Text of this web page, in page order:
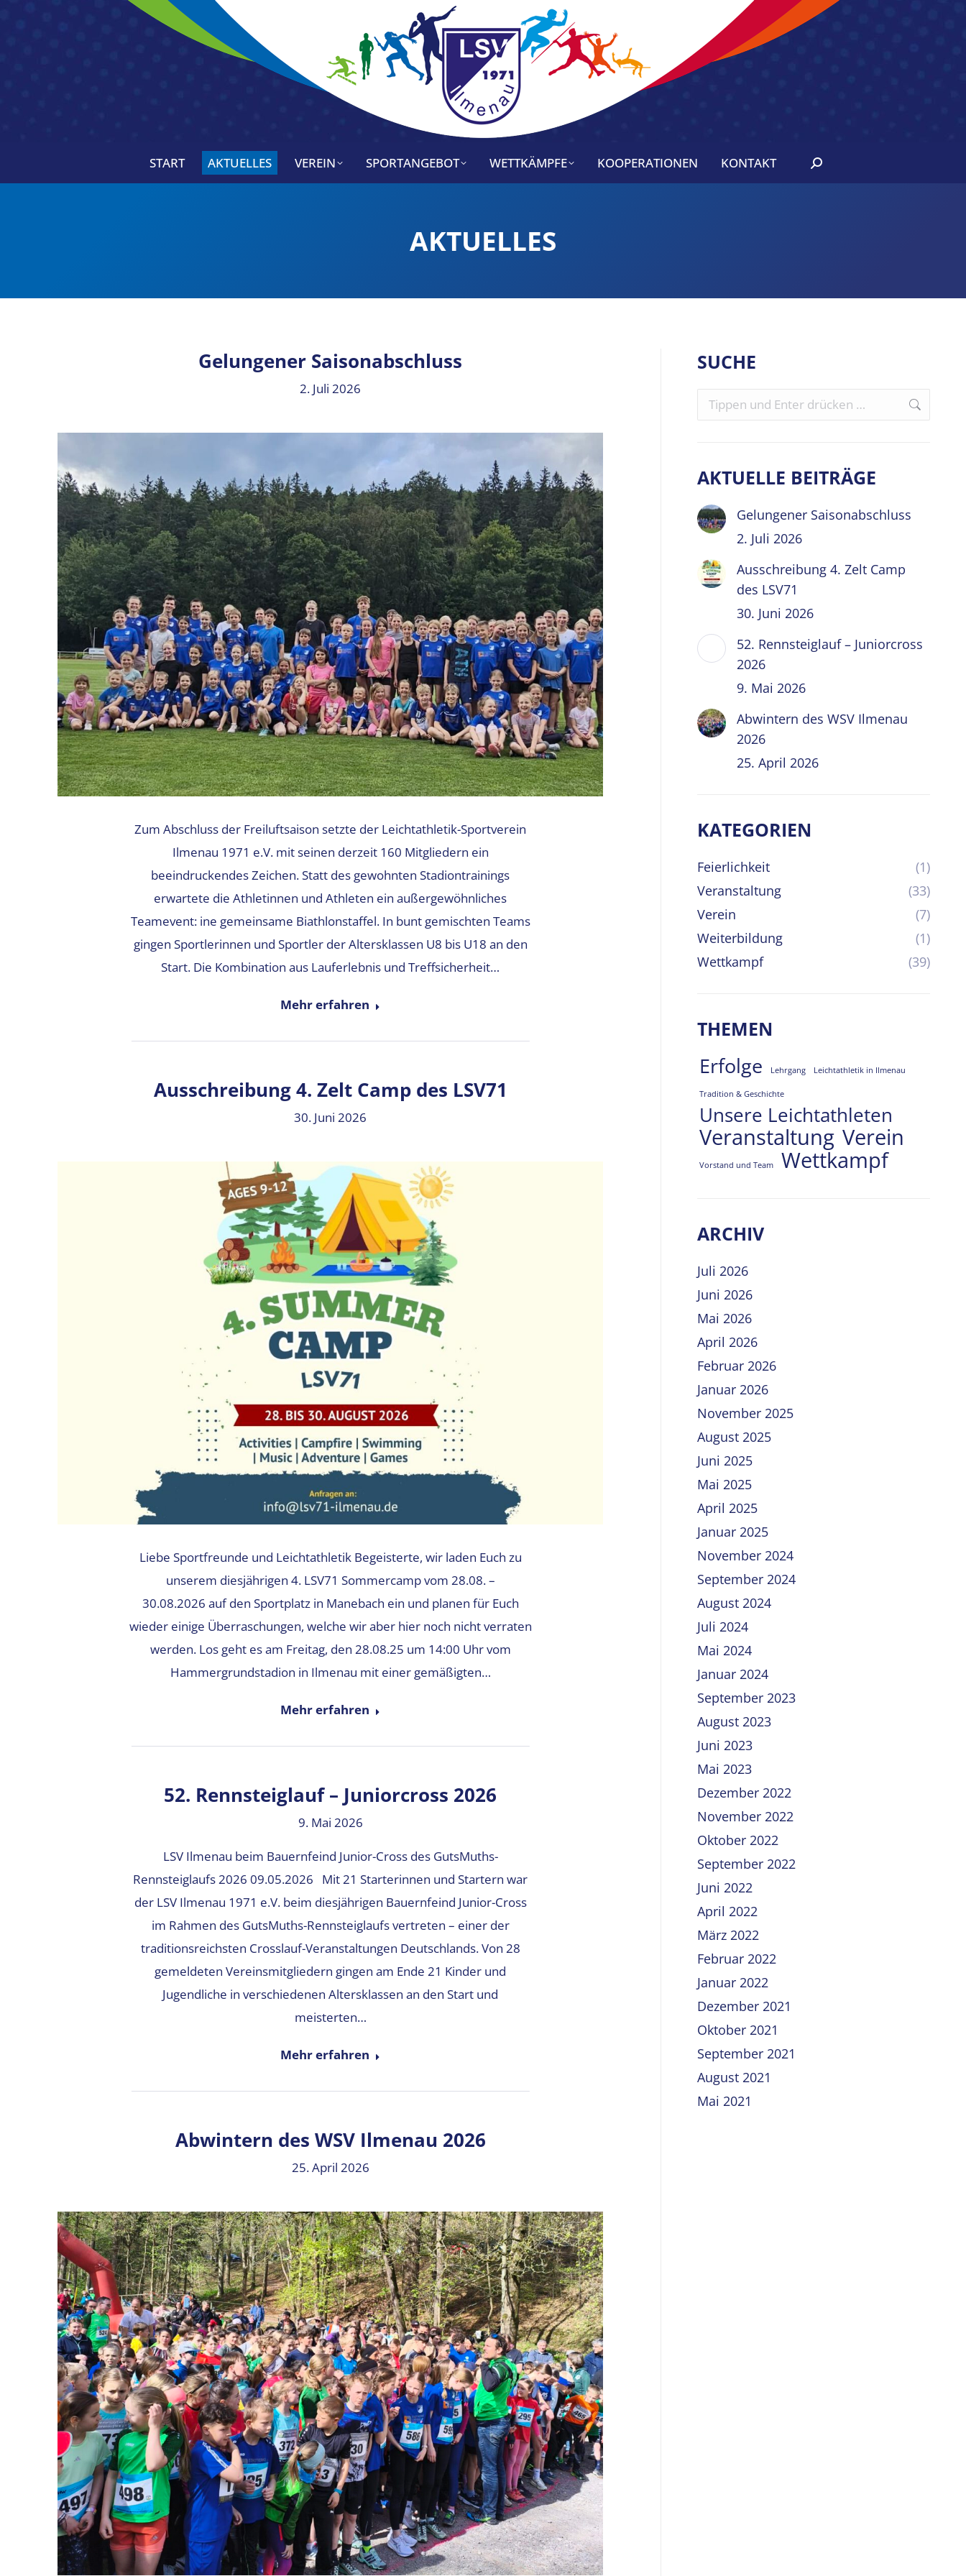
START AKTUELLES VEREIN SPORTANGEBOT WETTKÄMPFE KOOPERATIONEN KONTAKT Search:
AKTUELLES
Gelungener Saisonabschluss
2. Juli 2026
Zum Abschluss der Freiluftsaison setzte der Leichtathletik-Sportverein
Ilmenau 1971 e.V. mit seinen derzeit 160 Mitgliedern ein
beeindruckendes Zeichen. Statt des gewohnten Stadiontrainings
erwartete die Athletinnen und Athleten ein außergewöhnliches
Teamevent: ine gemeinsame Biathlonstaffel. In bunt gemischten Teams
gingen Sportlerinnen und Sportler der Altersklassen U8 bis U18 an den
Start. Die Kombination aus Lauferlebnis und Treffsicherheit…
Mehr erfahren
Ausschreibung 4. Zelt Camp des LSV71
30. Juni 2026
Liebe Sportfreunde und Leichtathletik Begeisterte, wir laden Euch zu
unserem diesjährigen 4. LSV71 Sommercamp vom 28.08. –
30.08.2026 auf den Sportplatz in Manebach ein und planen für Euch
wieder einige Überraschungen, welche wir aber hier noch nicht verraten
werden. Los geht es am Freitag, den 28.08.25 um 14:00 Uhr vom
Hammergrundstadion in Ilmenau mit einer gemäßigten…
Mehr erfahren
52. Rennsteiglauf – Juniorcross 2026
9. Mai 2026
LSV Ilmenau beim Bauernfeind Junior-Cross des GutsMuths-
Rennsteiglaufs 2026 09.05.2026 Mit 21 Starterinnen und Startern war
der LSV Ilmenau 1971 e.V. beim diesjährigen Bauernfeind Junior-Cross
im Rahmen des GutsMuths-Rennsteiglaufs vertreten – einer der
traditionsreichsten Crosslauf-Veranstaltungen Deutschlands. Von 28
gemeldeten Vereinsmitgliedern gingen am Ende 21 Kinder und
Jugendliche in verschiedenen Altersklassen an den Start und
meisterten…
Mehr erfahren
Abwintern des WSV Ilmenau 2026
25. April 2026
SUCHE
Search:
AKTUELLE BEITRÄGE
Gelungener Saisonabschluss
2. Juli 2026
Ausschreibung 4. Zelt Camp
des LSV71
30. Juni 2026
52. Rennsteiglauf – Juniorcross
2026
9. Mai 2026
Abwintern des WSV Ilmenau
2026
25. April 2026
KATEGORIEN
Feierlichkeit
(1)
Veranstaltung
(33)
Verein
(7)
Weiterbildung
(1)
Wettkampf
(39)
THEMEN
Erfolge Lehrgang Leichtathletik in Ilmenau
Tradition & Geschichte
Unsere Leichtathleten
Veranstaltung Verein
Vorstand und Team Wettkampf
ARCHIV
Juli 2026
Juni 2026
Mai 2026
April 2026
Februar 2026
Januar 2026
November 2025
August 2025
Juni 2025
Mai 2025
April 2025
Januar 2025
November 2024
September 2024
August 2024
Juli 2024
Mai 2024
Januar 2024
September 2023
August 2023
Juni 2023
Mai 2023
Dezember 2022
November 2022
Oktober 2022
September 2022
Juni 2022
April 2022
März 2022
Februar 2022
Januar 2022
Dezember 2021
Oktober 2021
September 2021
August 2021
Mai 2021